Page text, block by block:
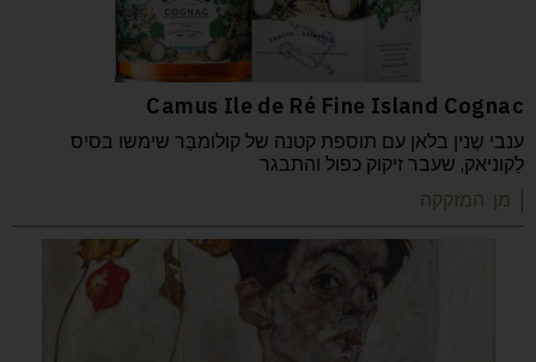
Camus Ile de Ré Fine Island Cognac
ענבי שֶנין בלאן עם תוספת קטנה של קולומבַּר שימשו בסיס
לַקוניאק, שעבר זיקוק כפול והתבגר
| מן המזקקה